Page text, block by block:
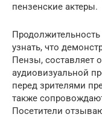
пензенские актеры.
узнать, что
Пензы, составляет
аудиовизуальной
перед зрителями
также
Посетители